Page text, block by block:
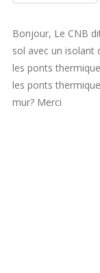
Bonjour, Le CNB
sol avec un isolant
les ponts
les ponts
mur? Merci